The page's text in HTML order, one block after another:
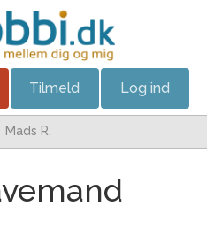
Tilmeld Log ind
Mads R.